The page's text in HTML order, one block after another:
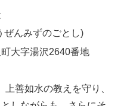
ぜんみずのごとし)
大字湯沢2640番地
善如水の教えを守り、